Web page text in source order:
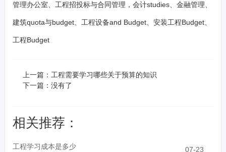
管理办公室、工程招投标与合同管理，会计studies、金融管理、
建筑quota与budget、工程设备and Budget、安装工程Budget、
工程Budget
上一篇： 工程需要学习哪些关于预算的知识
下一篇：没有了
相关推荐：
工程学习成本是多少 07-23